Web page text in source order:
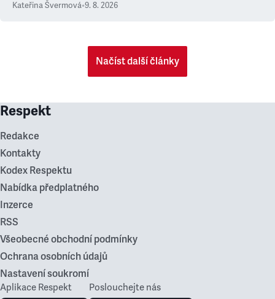
Kateřina Švermová•9. 8. 2026
Načíst další články
Respekt
Redakce
Kontakty
Kodex Respektu
Nabídka předplatného
Inzerce
RSS
Všeobecné obchodní podmínky
Ochrana osobních údajů
Nastavení soukromí
Aplikace Respekt Poslouchejte nás